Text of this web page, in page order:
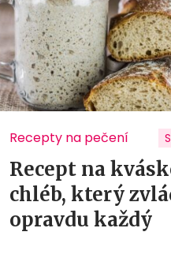
Recepty na pečení
Recept na
chléb, který
opravdu každý